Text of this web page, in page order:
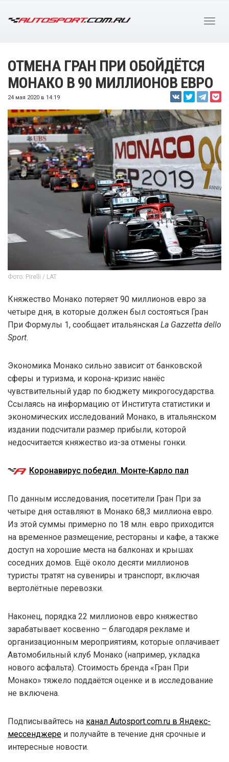
ОТМЕНА ГРАН ПРИ ОБОЙДЁТСЯ
МОНАКО В 90 МИЛЛИОНОВ ЕВРО
24 мая 2020 в 14:19
Фото: Pirelli / LAT
Княжество Монако потеряет 90 миллионов евро за
четыре дня, в которые должен был состояться Гран
При Формулы 1, сообщает итальянская La Gazzetta dello
Sport.
Экономика Монако сильно зависит от банковской
сферы и туризма, и корона-кризис нанёс
чувствительный удар по бюджету микрогосударства.
Ссылаясь на информацию от Института статистики и
экономических исследований Монако, в итальянском
издании подсчитали размер прибыли, которой
недосчитается княжество из-за отмены гонки.
Коронавирус победил. Монте-Карло пал
По данным исследования, посетители Гран При за
четыре дня оставляют в Монако 68,3 миллиона евро.
Из этой суммы примерно по 18 млн. евро приходится
на временное размещение, рестораны и кафе, а также
доступ на хорошие места на балконах и крышах
соседних домов. Ещё около десяти миллионов
туристы тратят на сувениры и транспорт, включая
вертолётные перевозки.
Наконец, порядка 22 миллионов евро княжество
зарабатывает косвенно – благодаря рекламе и
организационным мероприятиям, которые оплачивает
Автомобильный клуб Монако (например, укладка
нового асфальта). Стоимость бренда «Гран При
Монако» тяжело поддаётся оценке и в исследование
не включена.
Подписывайтесь на канал Autosport.com.ru в Яндекс-
мессенджере и получайте в течение дня срочные и
интересные новости.